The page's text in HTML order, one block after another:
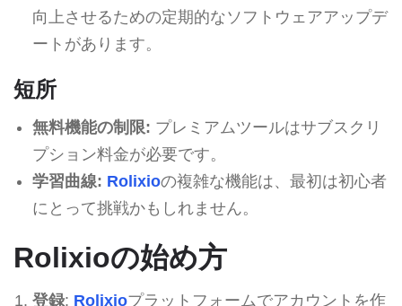
向上させるための定期的なソフトウェアアップデ
ートがあります。
短所
無料機能の制限: プレミアムツールはサブスクリ
プション料金が必要です。
学習曲線: Rolixioの複雑な機能は、最初は初心者
にとって挑戦かもしれません。
Rolixioの始め方
登録: Rolixioプラットフォームでアカウントを作